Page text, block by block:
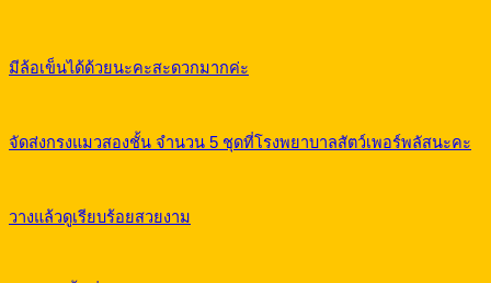
มีล้อเข็นได้ด้วยนะคะสะดวกมากค่ะ
จัดส่งกรงแมวสองชั้น จำนวน 5 ชุดที่โรงพยาบาลสัตว์เพอร์พลัสนะคะ
วางแล้วดูเรียบร้อยสวยงาม